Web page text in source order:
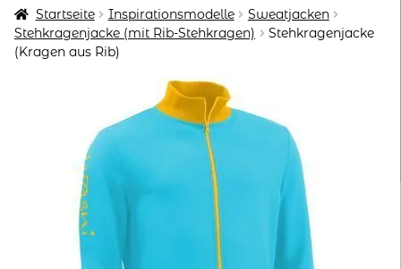
KONFIGURATOR
KONFIGURATOR
Startseite Inspirationsmodelle
Sweatjacken
Stehkragenjacke (mit Rib-Stehkragen)
Stehkragenjacke
(Kragen aus Rib)